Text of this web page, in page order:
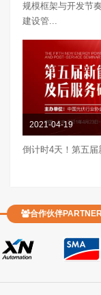
规模框架与开发节
建设管...
2021-04-19
倒计时4天！第五
合作伙伴